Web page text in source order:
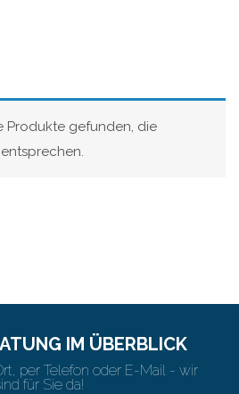
Produkte gefunden, die
IM ÜBERBLICK
per Telefon oder E-Mail - wir
für Sie da!